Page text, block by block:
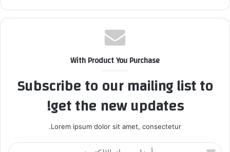
With Product You Purchase
Subscribe to our mailing list to
get the new updates!
Lorem ipsum dolor sit amet, consectetur.
أ